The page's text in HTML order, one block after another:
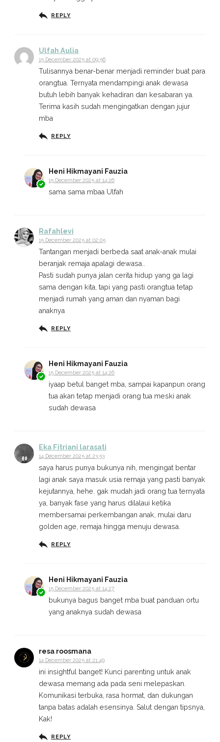
REPLY
Ulfah Aulia
15 December 2025 at 09:56
Tulisannya benar-benar menjadi reminder buat para
orangtua. Ternyata mendampingi anak dewasa
butuh lebih banyak kehadiran dan kesabaran ya.
Terima kasih sudah mengingatkan dengan jujur
mba
REPLY
Heni Hikmayani Fauzia
15 December 2025 at 14:26
sama sama mbaa Ulfah
Rafahlevi
15 December 2025 at 02:05
Tantangan menjadi berbeda saat anak-anak mulai
beranjak remaja apalagi dewasa..
Pasti sudah punya jalan cerita hidup yang ga lagi
sama dengan kita, tapi yang pasti orangtua tetap
menjadi rumah yang aman dan nyaman bagi
anaknya
REPLY
Heni Hikmayani Fauzia
15 December 2025 at 14:26
iyaap betul banget mba, sampai kapanpun orang
tua akan tetap menjadi orang tua meski anak
sudah dewasa
Eka Fitriani larasati
14 December 2025 at 23:53
saya harus punya bukunya nih, mengingat bentar
lagi anak saya masuk usia remaja yang pasti banyak
kejutannya, hehe. gak mudah jadi orang tua ternyata
ya, banyak fase yang harus dilalaui ketika
membersamai perkembangan anak, mulai daru
golden age, remaja hingga menuju dewasa.
REPLY
Heni Hikmayani Fauzia
15 December 2025 at 14:27
bukunya bagus banget mba buat panduan ortu
yang anaknya sudah dewasa
resa roosmana
14 December 2025 at 21:49
ini insightful banget! Kunci parenting untuk anak
dewasa memang ada pada seni melepaskan.
Komunikasi terbuka, rasa hormat, dan dukungan
tanpa batas adalah esensinya. Salut dengan tipsnya,
Kak!
REPLY